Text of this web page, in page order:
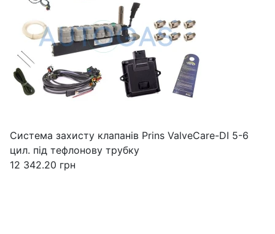
Система захисту клапанів Prins ValveCare-DI 5-6
цил. під тефлонову трубку
12 342.20 грн